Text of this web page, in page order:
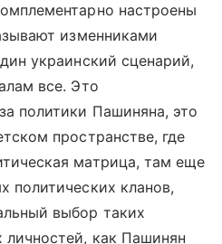
настроены
изменниками
украинский сценарий,
все. Это
политики Пашиняна, это
пространстве, где
матрица, там еще
политических кланов,
выбор таких
личностей, как Пашинян